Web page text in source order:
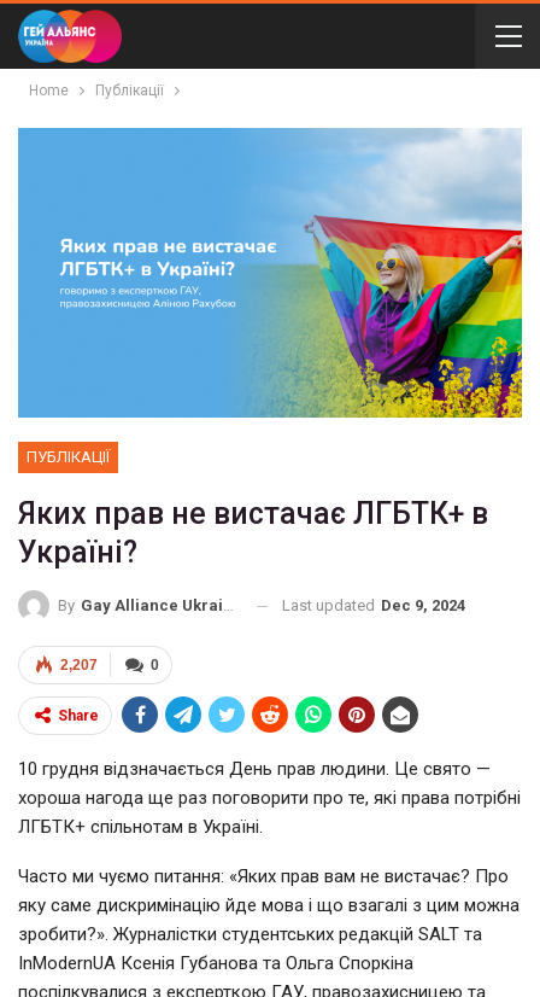
Home Публікації
ПУБЛІКАЦІЇ
Яких прав не вистачає ЛГБТК+ в
Україні?
By Gay Alliance Ukraine Last updated Dec 9, 2024
0
2,207
Share
10 грудня відзначається День прав людини. Це свято —
хороша нагода ще раз поговорити про те, які права потрібні
ЛГБТК+ спільнотам в Україні.
Часто ми чуємо питання: «Яких прав вам не вистачає? Про
яку саме дискримінацію йде мова і що взагалі з цим можна
зробити?». Журналістки студентських редакцій SALT та
InModernUA Ксенія Губанова та Ольга Споркіна
поспілкувалися з експерткою ГАУ, правозахисницею та